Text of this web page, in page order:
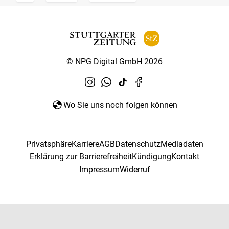
© NPG Digital GmbH 2026
Wo Sie uns noch folgen können
PrivatsphäreKarriereAGBDatenschutzMediadaten
Erklärung zur BarrierefreiheitKündigungKontakt
ImpressumWiderruf